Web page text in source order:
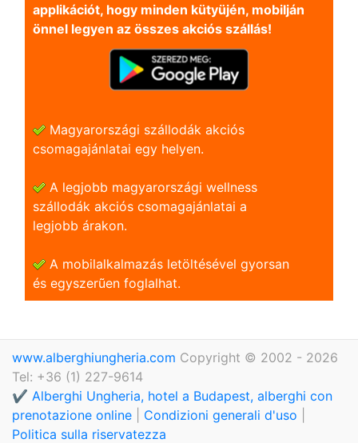
applikációt, hogy minden kütyüjén, mobilján
önnel legyen az összes akciós szállás!
Magyarországi szállodák akciós
csomagajánlatai egy helyen.
A legjobb magyarországi wellness
szállodák akciós csomagajánlatai a
legjobb árakon.
A mobilalkalmazás letöltésével gyorsan
és egyszerũen foglalhat.
www.alberghiungheria.com Copyright © 2002 - 2026
Tel: +36 (1) 227-9614
✔️ Alberghi Ungheria, hotel a Budapest, alberghi con
prenotazione online
Condizioni generali d'uso
Politica sulla riservatezza